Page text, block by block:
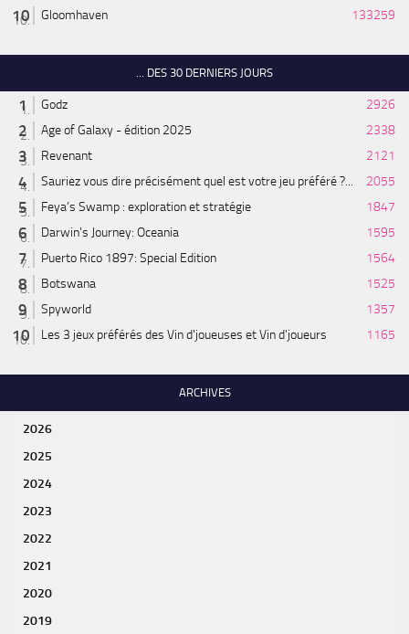
Gloomhaven
133259
... DES 30 DERNIERS JOURS
Godz
2926
Age of Galaxy - édition 2025
2338
Revenant
2121
Sauriez vous dire précisément quel est votre jeu préféré ?...
2055
Feya’s Swamp : exploration et stratégie
1847
Darwin's Journey: Oceania
1595
Puerto Rico 1897: Special Edition
1564
Botswana
1525
Spyworld
1357
Les 3 jeux préférés des Vin d'joueuses et Vin d'joueurs
1165
ARCHIVES
2026
2025
2024
2023
2022
2021
2020
2019